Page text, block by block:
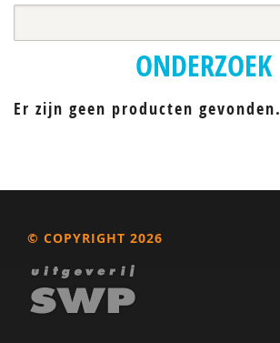
Hilde van den Berg
A.A. de Bildt
Els Blijd-Hoogewys
Nanda Boekhoudt
H. Boswijk
I. Breetvelt
Iris Brinkhof
ONDERZOEK
Er zijn geen producten gevonden.
© COPYRIGHT 2026